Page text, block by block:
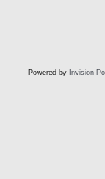
Powered by Invision